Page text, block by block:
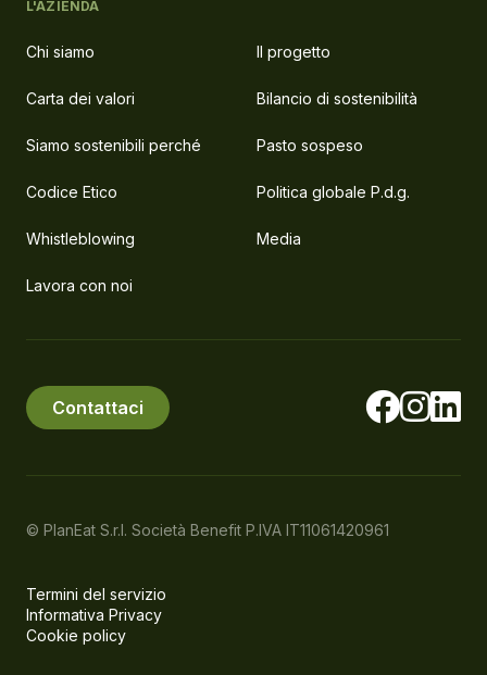
L'AZIENDA
Chi siamo Il progetto
Carta dei valori Bilancio di sostenibilità
Siamo sostenibili perché Pasto sospeso
Codice Etico Politica globale P.d.g.
Whistleblowing Media
Lavora con noi
Contattaci
© PlanEat S.r.l. Società Benefit P.IVA IT11061420961
Termini del servizio
Informativa Privacy
Cookie policy